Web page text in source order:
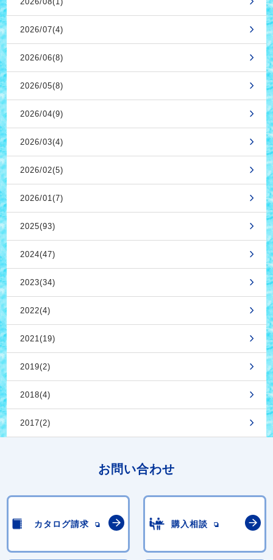
2026/07(4)
2026/06(8)
2026/05(8)
2026/04(9)
2026/03(4)
2026/02(5)
2026/01(7)
2025(93)
2024(47)
2023(34)
2022(4)
2021(19)
2019(2)
2018(4)
2017(2)
お問い合わせ
カタログ請求 購入相談